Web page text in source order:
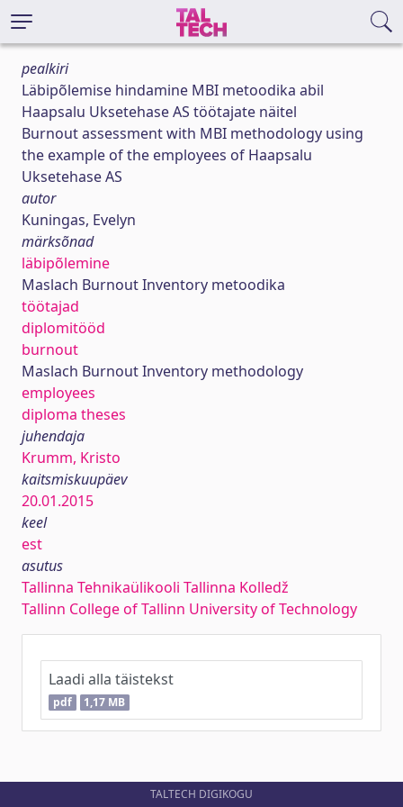
pealkiri
Läbipõlemise hindamine MBI metoodika abil
Haapsalu Uksetehase AS töötajate näitel
Burnout assessment with MBI methodology using
the example of the employees of Haapsalu
Uksetehase AS
autor
Kuningas, Evelyn
märksõnad
läbipõlemine
Maslach Burnout Inventory metoodika
töötajad
diplomitööd
burnout
Maslach Burnout Inventory methodology
employees
diploma theses
juhendaja
Krumm, Kristo
kaitsmiskuupäev
20.01.2015
keel
est
asutus
Tallinna Tehnikaülikooli Tallinna Kolledž
Tallinn College of Tallinn University of Technology
Laadi alla täistekst
pdf 1,17 MB
TALTECH DIGIKOGU